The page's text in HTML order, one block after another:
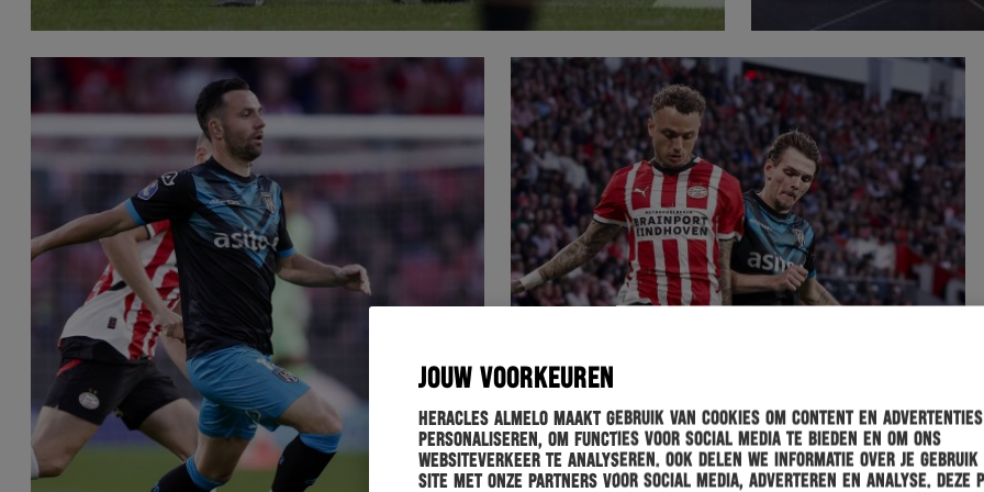
JOUW VOORKEUREN
Heracles Almelo maakt gebruik van cookies om content en
personaliseren, om functies voor social media te bieden en om ons
websiteverkeer te analyseren. Ook delen we informatie over je gebruik
site met onze partners voor social media, adverteren en analyse. Deze